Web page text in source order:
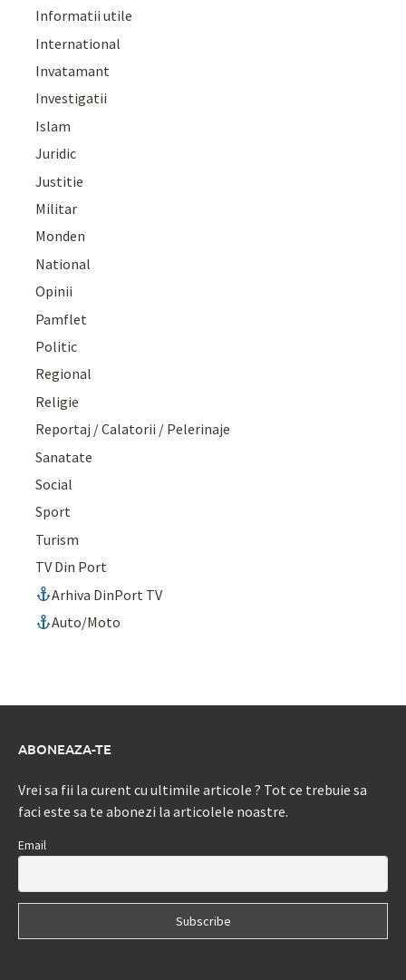
Informatii utile
International
Invatamant
Investigatii
Islam
Juridic
Justitie
Militar
Monden
National
Opinii
Pamflet
Politic
Regional
Religie
Reportaj / Calatorii / Pelerinaje
Sanatate
Social
Sport
Turism
TV Din Port
Arhiva DinPort TV
Auto/Moto
ABONEAZA-TE
Vrei sa fii la curent cu ultimile articole ? Tot ce trebuie sa
faci este sa te abonezi la articolele noastre.
Email